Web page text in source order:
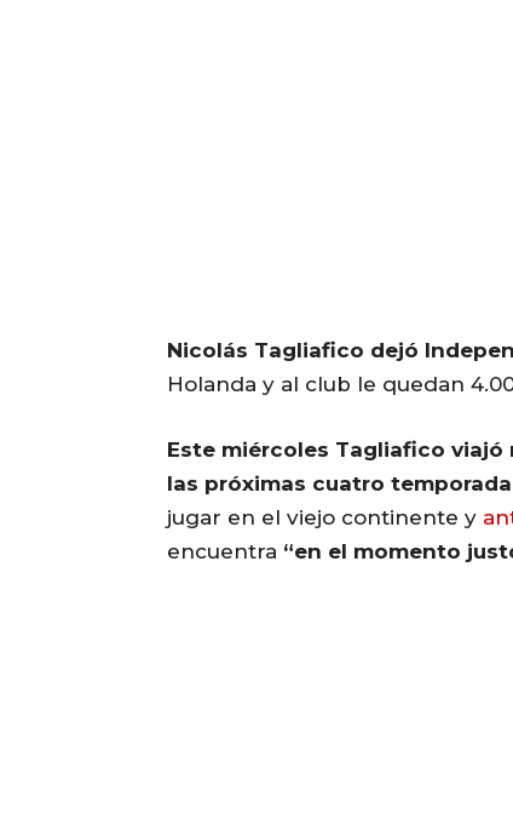
Nicolás Tagliafico dejó
Holanda y al club le quedan
Este miércoles Tagliafico viajó
las próximas cuatro
jugar en el viejo continente y
encuentra “en el momento